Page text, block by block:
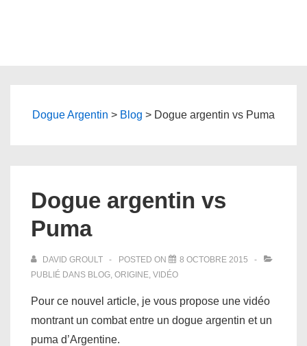
Dogue Argentin > Blog > Dogue argentin vs Puma
Dogue argentin vs
Puma
DAVID GROULT POSTED ON
8 OCTOBRE 2015
PUBLIÉ DANS BLOG, ORIGINE, VIDÉO
Pour ce nouvel article, je vous propose une vidéo
montrant un combat entre un dogue argentin et un
puma d’Argentine.